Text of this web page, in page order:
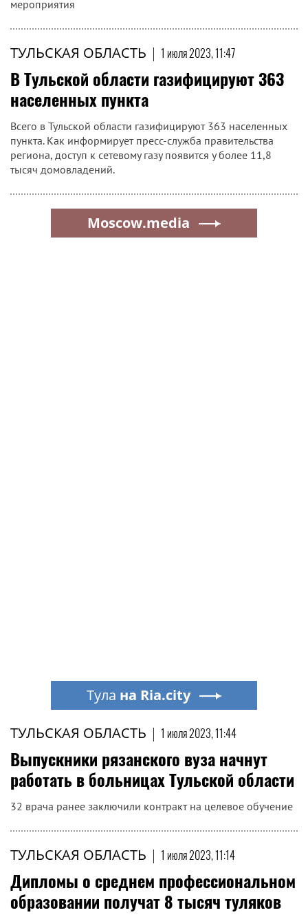
мероприятия
ТУЛЬСКАЯ ОБЛАСТЬ | 1 июля 2023, 11:47
В Тульской области газифицируют 363
населенных пункта
Всего в Тульской области газифицируют 363 населенных
пункта. Как информирует пресс-служба правительства
региона, доступ к сетевому газу появится у более 11,8
тысяч домовладений.
ТУЛЬСКАЯ ОБЛАСТЬ | 1 июля 2023, 11:44
Выпускники рязанского вуза начнут
работать в больницах Тульской области
32 врача ранее заключили контракт на целевое обучение
ТУЛЬСКАЯ ОБЛАСТЬ | 1 июля 2023, 11:14
Дипломы о среднем профессиональном
образовании получат 8 тысяч туляков
Moscow.media
Тула на Ria.city